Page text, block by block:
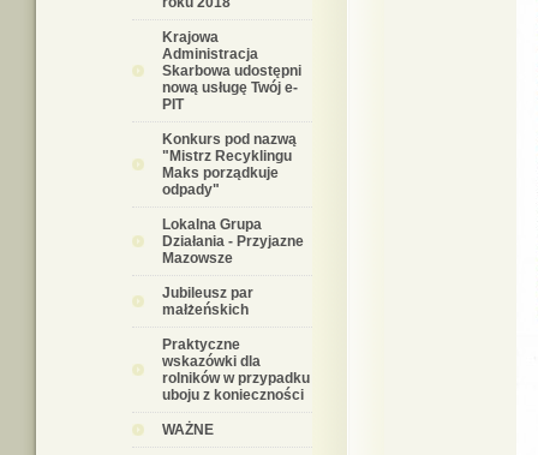
Krajowa
Administracja
Skarbowa udostępni
nową usługę Twój e-
PIT
Konkurs pod nazwą
"Mistrz Recyklingu
Maks porządkuje
odpady"
Lokalna Grupa
Działania - Przyjazne
Mazowsze
Jubileusz par
małżeńskich
Praktyczne
wskazówki dla
rolników w przypadku
uboju z konieczności
WAŻNE